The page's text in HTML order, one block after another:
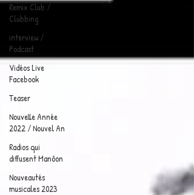
Remix Club /
Clubbing
interview /
Podcast
Vidéos Live
Facebook
Teaser
Nouvelle Année
2022 / Nouvel An
Radios qui
diffusent Manôon
Nouveautés
musicales 2023